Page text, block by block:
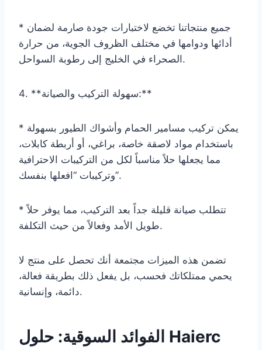
* جميع منتجاتنا تخضع لاختبارات جودة صارمة لضمان
أدائها ودوامها في مختلف الظروف الجوية، من حرارة
الصحراء في الخليج إلى رطوبة السواحل.
4. **سهولة التركيب والصيانة:**
* يمكن تركيب مسامير الحمام وأشواك الطيور بسهولة
باستخدام مواد لاصقة خاصة، براغي، أو أربطة كابلات،
مما يجعلها حلاً مناسباً لكل من التركيبات الاحترافية
وتركيبات “افعلها بنفسك”.
* تتطلب صيانة قليلة جداً بعد التركيب، مما يوفر حلاً
طويل الأمد وفعالاً من حيث التكلفة.
تضمن هذه الميزات مجتمعة أنك تحصل على منتج لا
يحمي ممتلكاتك فحسب، بل يفعل ذلك بطريقة فعالة،
دائمة، وإنسانية.
الفوائد السوقية: حلول Haierc